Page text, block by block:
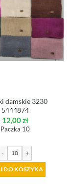
damskie 3230
5444874
12,00zł
Paczka 10
- +
DO KOSZYKA